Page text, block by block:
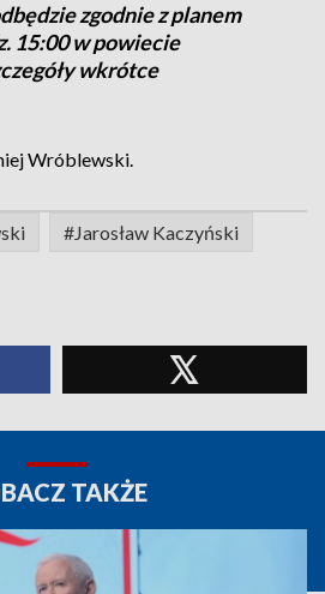
zgodnie z planem
15:00 w powiecie
wkrótce
Wróblewski.
#Jarosław Kaczyński
TAKŻE